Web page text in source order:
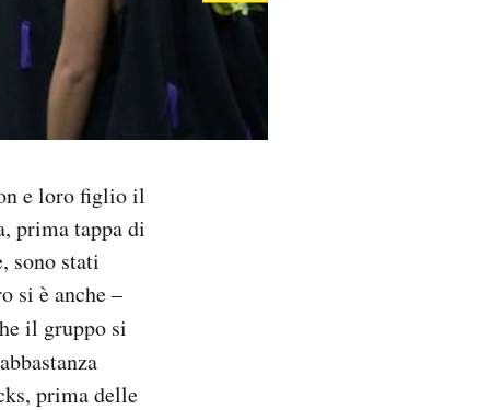
e loro figlio il
prima tappa di
sono stati
si è anche –
il gruppo si
prima delle